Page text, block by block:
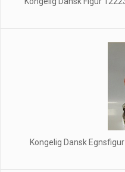
Kongelig Dansk